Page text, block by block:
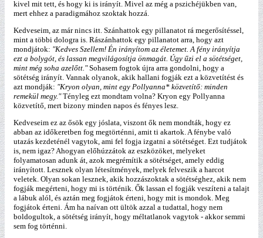
kivel mit tett, és hogy ki is irányít. Mivel az még a pszichéjükben van,
mert ehhez a paradigmához szoktak hozzá.
Kedveseim, az már nincs itt. Szánhattok egy pillanatot rá megerősítéssel,
mint a többi dologra is. Rászánhattok egy pillanatot arra, hogy azt
mondjátok: "Kedves Szellem! Én irányítom az életemet. A fény irányítja
ezt a bolygót, és lassan megvilágosítja önmagát. Úgy űzi el a sötétséget,
mint még soha azelőtt."Sohasem fogtok újra arra gondolni, hogy a
sötétség irányít. Vannak olyanok, akik hallani fogják ezt a közvetítést és
azt mondják: "Kryon olyan, mint egy Pollyanna* közvetítő: minden
remekül megy."Tényleg ezt mondtam volna? Kryon egy Pollyanna
közvetítő, mert bizony minden napos és fényes lesz.
Kedveseim ez az ősök egy jóslata, viszont ők nem mondták, hogy ez
abban az időkeretben fog megtörténni, amit ti akartok. A fénybe való
utazás kezdeténél vagytok, ami fel fogja izgatni a sötétséget. Ezt tudjátok
is, nem igaz? Ahogyan előhúzzátok az eszközöket, melyeket
folyamatosan adunk át, azok megrémítik a sötétséget, amely eddig
irányított. Lesznek olyan létesítmények, melyek felveszik a harcot
veletek. Olyan sokan lesznek, akik hozzászoktak a sötétséghez, akik nem
fogják megérteni, hogy mi is történik. Ők lassan el fogják veszíteni a talajt
a lábuk alól, és aztán meg fogjátok érteni, hogy mit is mondok. Meg
fogjátok érteni. Ám ha naívan ott ültök azzal a tudattal, hogy nem
boldogultok, a sötétség irányít, hogy méltatlanok vagytok - akkor semmi
sem fog történni.